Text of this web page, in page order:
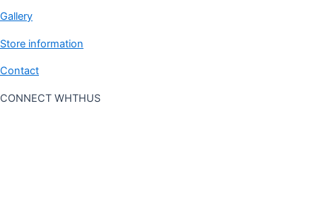
Gallery
Store information
Contact
CONNECT WHTHUS